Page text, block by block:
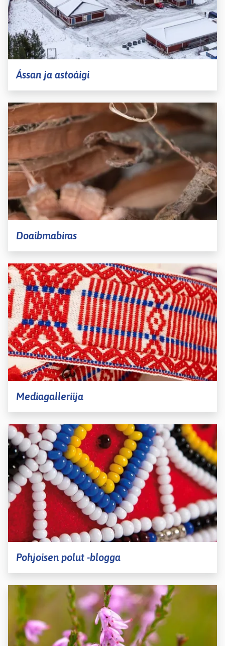
Ássan ja astoáigi
Doaibmabiras
Mediagalleriija
Pohjoisen polut -blogga